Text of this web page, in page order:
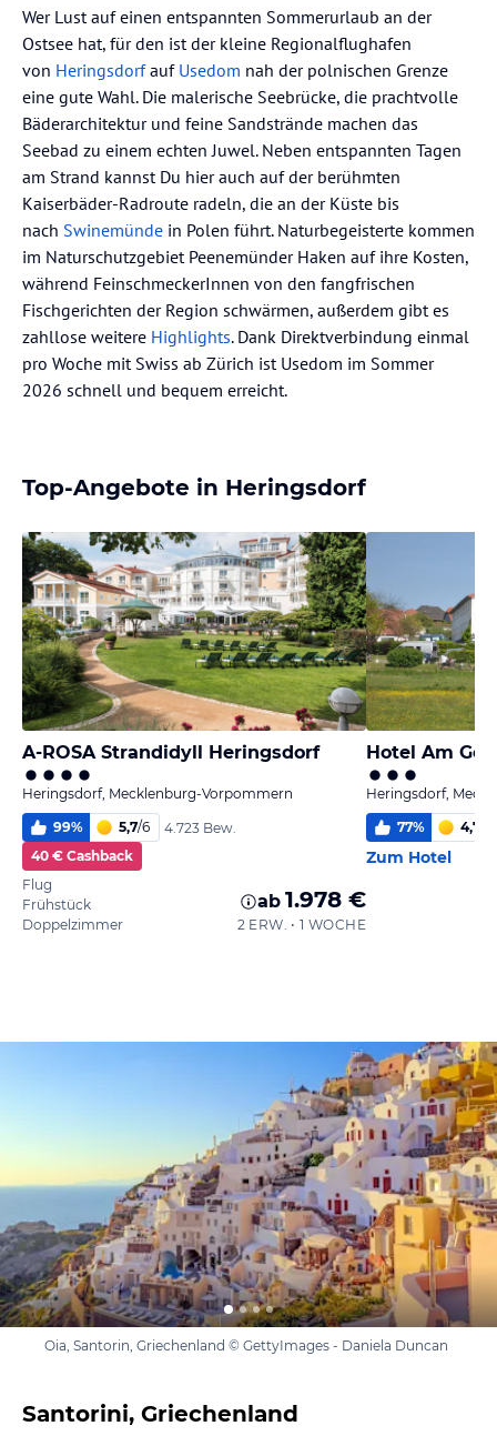
Wer Lust auf einen entspannten Sommerurlaub an der
Ostsee hat, für den ist der kleine Regionalflughafen
von Heringsdorfauf Usedom nah der polnischen Grenze
eine gute Wahl. Die malerische Seebrücke, die prachtvolle
Bäderarchitektur und feine Sandstrände machen das
Seebad zu einem echten Juwel. Neben entspannten Tagen
am Strand kannst Du hier auch auf der berühmten
Kaiserbäder-Radroute radeln, die an der Küste bis
nach Swinemünde in Polen führt. Naturbegeisterte kommen
im Naturschutzgebiet Peenemünder Haken auf ihre Kosten,
während FeinschmeckerInnen von den fangfrischen
Fischgerichten der Region schwärmen, außerdem gibt es
zahllose weitere Highlights. Dank Direktverbindung einmal
pro Woche mit Swiss ab Zürich ist Usedom im Sommer
2026 schnell und bequem erreicht.
Top-Angebote in Heringsdorf
A-ROSA Strandidyll Heringsdorf
Heringsdorf, Mecklenburg-Vorpommern
99% 5,7/6
4.723 Bew.
40 € Cashback
Flug
Frühstück
Doppelzimmer
ab 1.978 €
2 ERW. • 1 WOCHE
Hotel Am
Heringsdorf,
77% 4,7
Zum Hotel
Oia, Santorin, Griechenland © GettyImages - Daniela Duncan
Santorini, Griechenland